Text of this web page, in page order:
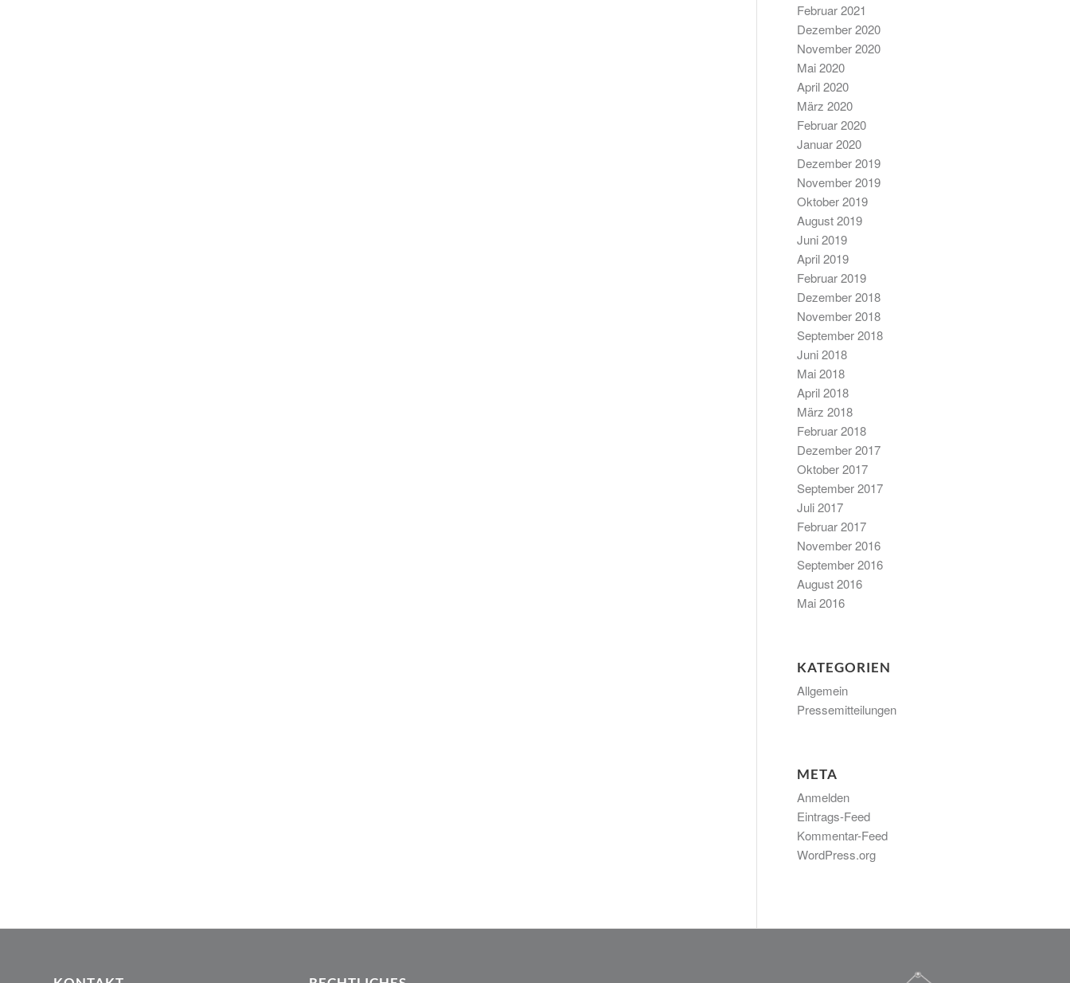
Februar 2021
Dezember 2020
November 2020
Mai 2020
April 2020
März 2020
Februar 2020
Januar 2020
Dezember 2019
November 2019
Oktober 2019
August 2019
Juni 2019
April 2019
Februar 2019
Dezember 2018
November 2018
September 2018
Juni 2018
Mai 2018
April 2018
März 2018
Februar 2018
Dezember 2017
Oktober 2017
September 2017
Juli 2017
Februar 2017
November 2016
September 2016
August 2016
Mai 2016
KATEGORIEN
Allgemein
Pressemitteilungen
META
Anmelden
Eintrags-Feed
Kommentar-Feed
WordPress.org